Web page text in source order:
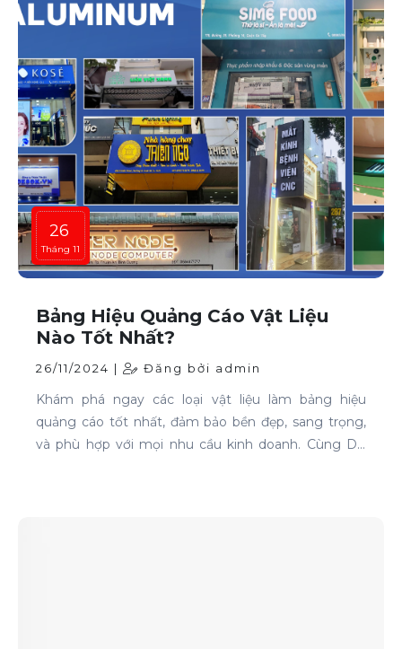
26
Tháng 11
Bảng Hiệu Quảng Cáo Vật Liệu
Nào Tốt Nhất?
26/11/2024 | Đăng bởi admin
Khám phá ngay các loại vật liệu làm bảng hiệu
quảng cáo tốt nhất, đảm bảo bền đẹp, sang trọng,
và phù hợp với mọi nhu cầu kinh doanh. Cùng Dr-